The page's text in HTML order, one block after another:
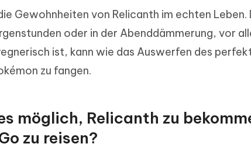
Gewohnheiten von Relicanth im echten Leben.
oder in der Abenddämmerung, vor
ist, kann wie das Auswerfen des
zu fangen.
möglich, Relicanth zu
zu reisen?